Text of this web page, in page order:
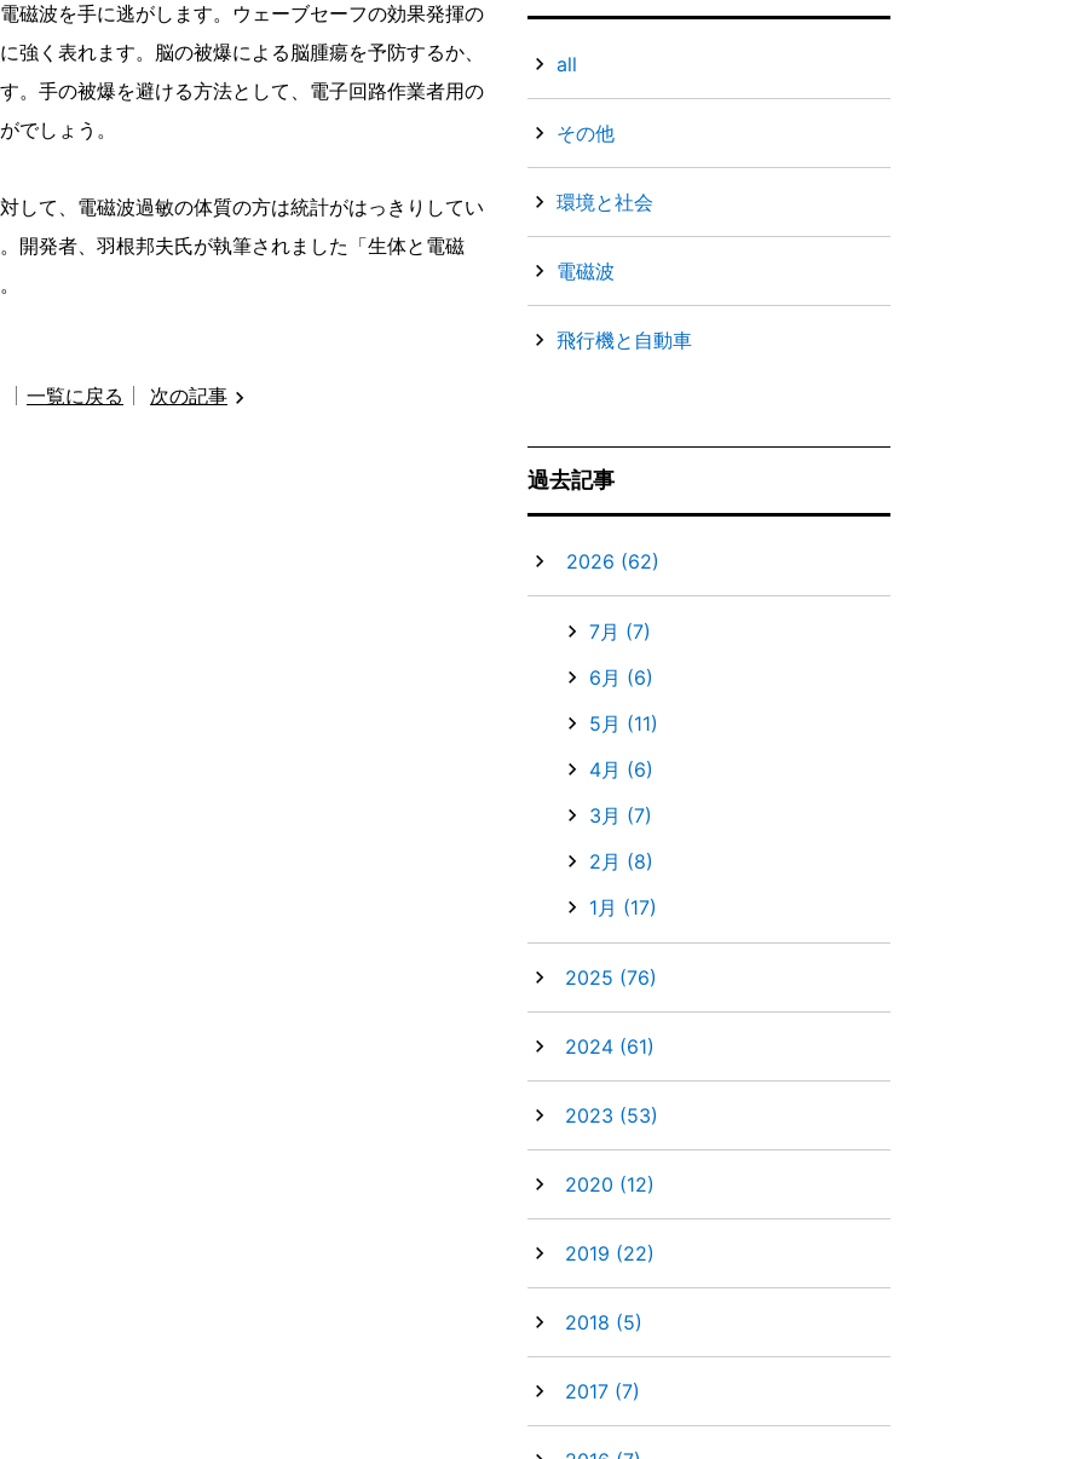
磁波を手に逃がします。ウェーブセーフの効果発揮の
強く表れます。脳の被爆による脳腫瘍を予防するか、
。手の被爆を避ける方法として、電子回路作業者用の
でしょう。
して、電磁波過敏の体質の方は統計がはっきりしてい
開発者、羽根邦夫氏が執筆されました「生体と電磁
一覧に戻る 次の記事
all
その他
環境と社会
電磁波
飛行機と自動車
過去記事
2026 (62)
7月 (7)
6月 (6)
5月 (11)
4月 (6)
3月 (7)
2月 (8)
1月 (17)
2025 (76)
2024 (61)
2023 (53)
2020 (12)
2019 (22)
2018 (5)
2017 (7)